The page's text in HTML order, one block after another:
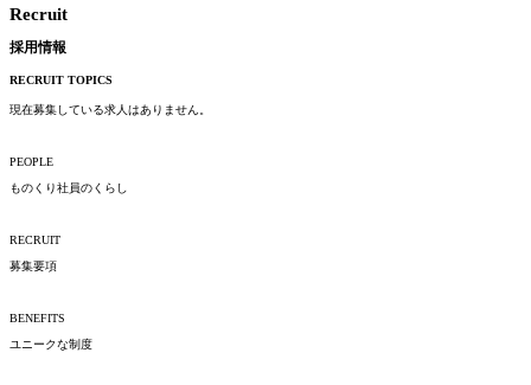
to
content
Recruit
採用情報
RECRUIT TOPICS
現在募集している求人はありません。
PEOPLE
ものくり社員のくらし
RECRUIT
募集要項
BENEFITS
ユニークな制度